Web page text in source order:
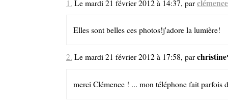
1. Le mardi 21 février 2012 à 14:37, parclémence
Elles sont belles ces photos!j'adore la lumière!
2. Le mardi 21 février 2012 à 17:58, par
merci Clémence ! ... mon téléphone fait parfois